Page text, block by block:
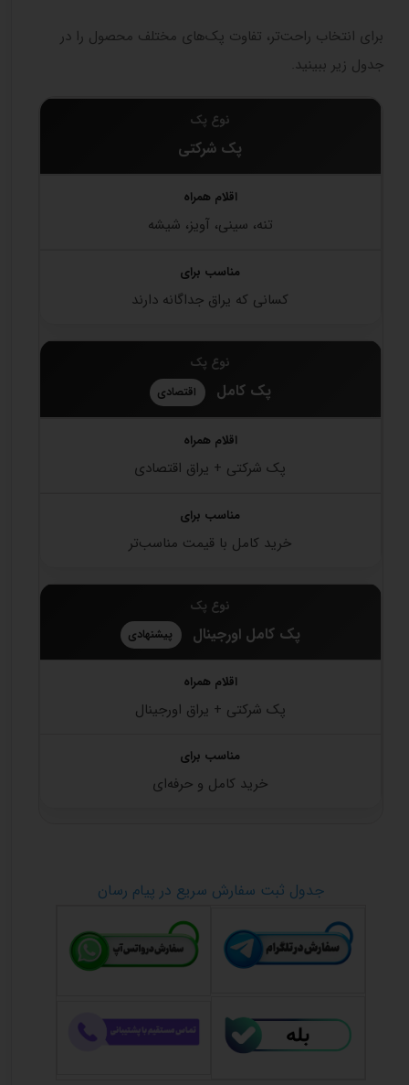
برای انتخاب راحت‌تر، تفاوت پک‌های مختلف محصول را در
جدول زیر ببینید.
پک شرکتی
تنه، سینی، آویز، شیشه
کسانی که یراق جداگانه دارند
پک کامل اقتصادی
پک شرکتی + یراق اقتصادی
خرید کامل با قیمت مناسب‌تر
پک کامل اورجینال پیشنهادی
پک شرکتی + یراق اورجینال
خرید کامل و حرفه‌ای
جدول ثبت سفارش سریع در پیام رسان